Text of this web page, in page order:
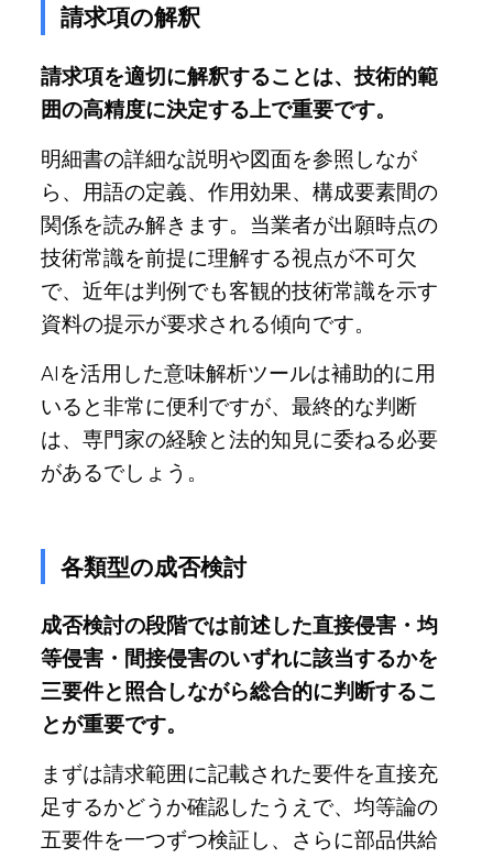
請求項の解釈
請求項を適切に解釈することは、技術的範
囲の高精度に決定する上で重要です。
明細書の詳細な説明や図面を参照しなが
ら、用語の定義、作用効果、構成要素間の
関係を読み解きます。当業者が出願時点の
技術常識を前提に理解する視点が不可欠
で、近年は判例でも客観的技術常識を示す
資料の提示が要求される傾向です。
AIを活用した意味解析ツールは補助的に用
いると非常に便利ですが、最終的な判断
は、専門家の経験と法的知見に委ねる必要
があるでしょう。
各類型の成否検討
成否検討の段階では前述した直接侵害・均
等侵害・間接侵害のいずれに該当するかを
三要件と照合しながら総合的に判断するこ
とが重要です。
まずは請求範囲に記載された要件を直接充
足するかどうか確認したうえで、均等論の
五要件を一つずつ検証し、さらに部品供給